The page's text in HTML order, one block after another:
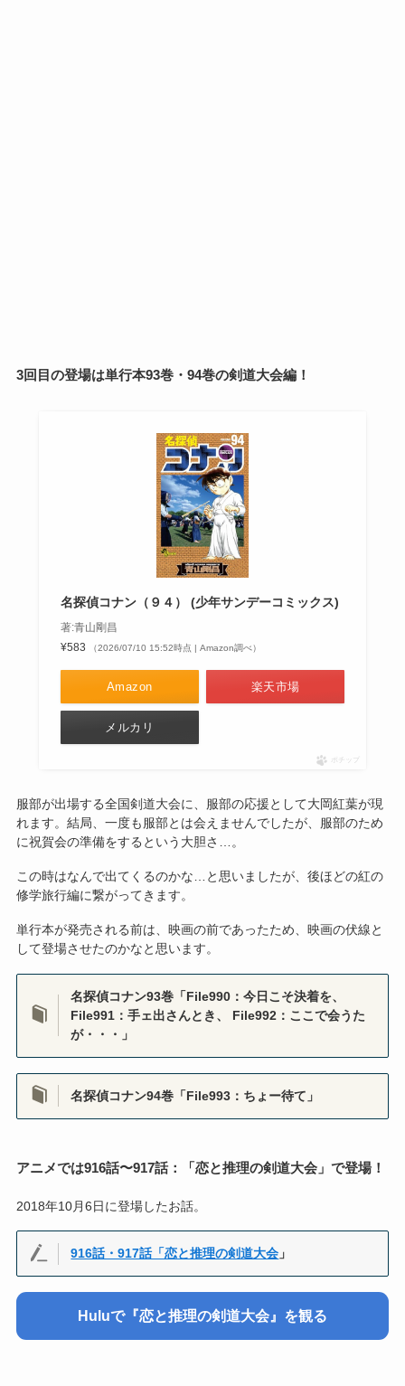
3回目の登場は単行本93巻・94巻の剣道大会編！
名探偵コナン（９４） (少年サンデーコミックス)
著:青山剛昌
¥583
（2026/07/10 15:52時点 | Amazon調べ）
Amazon 楽天市場
メルカリ
ポチップ
服部が出場する全国剣道大会に、服部の応援として大岡紅葉が現
れます。結局、一度も服部とは会えませんでしたが、服部のため
に祝賀会の準備をするという大胆さ…。
この時はなんで出てくるのかな…と思いましたが、後ほどの紅の
修学旅行編に繋がってきます。
単行本が発売される前は、映画の前であったため、映画の伏線と
して登場させたのかなと思います。
名探偵コナン93巻「File990：今日こそ決着を、
File991：手ェ出さんとき、 File992：ここで会うた
が・・・」
名探偵コナン94巻「File993：ちょー待て」
アニメでは916話〜917話：「恋と推理の剣道大会」で登場！
2018年10月6日に登場したお話。
916話・917話「恋と推理の剣道大会 」
Huluで『恋と推理の剣道大会』を観る